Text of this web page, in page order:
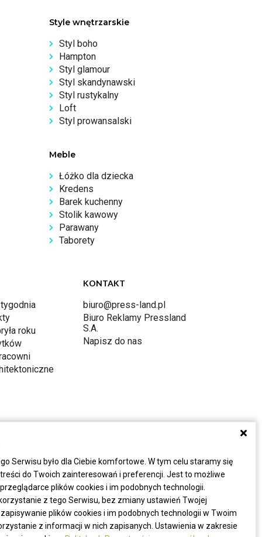
Style wnętrzarskie
Styl boho
Hampton
Styl glamour
Styl skandynawski
Styl rustykalny
Loft
Styl prowansalski
Meble
Łóżko dla dziecka
Kredens
Barek kuchenny
Stolik kawowy
Parawany
Taborety
roku
KONTAKT
biuro@press-land.pl
Biuro Reklamy Pressland
S.A.
Napisz do nas
Serwisu było dla Ciebie komfortowe. W tym celu staramy się
do Twoich zainteresowań i preferencji. Jest to możliwe
plików cookies i im podobnych technologii.
z tego Serwisu, bez zmiany ustawień Twojej
plików cookies i im podobnych technologii w Twoim
z informacji w nich zapisanych. Ustawienia w zakresie